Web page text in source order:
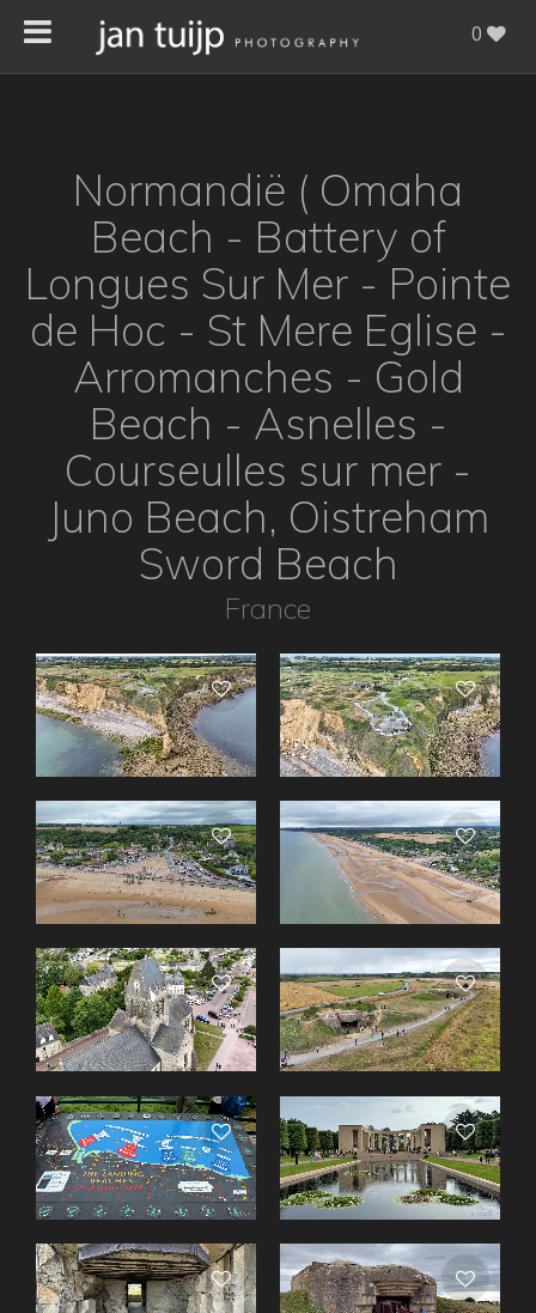
0
Normandië ( Omaha
Beach - Battery of
Longues Sur Mer - Pointe
de Hoc - St Mere Eglise -
Arromanches - Gold
Beach - Asnelles -
Courseulles sur mer -
Juno Beach, Oistreham
Sword Beach
France